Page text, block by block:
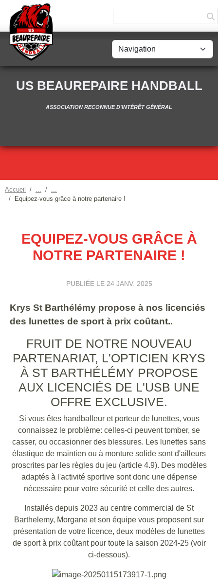
US BEAUREPAIRE HANDBALL
ASSOCIATION RECONNUE D'INTÉRÊT GÉNÉRAL
Accueil
Equipez-vous grâce à notre partenaire !
EQUIPEZ-VOUS GRÂCE À
NOTRE PARTENAIRE !
PUBLIÉE LE 24 JANV. 2025
Krys St Barthélémy propose à nos licenciés
des lunettes de sport à prix coûtant..
FRUIT DE NOTRE NOUVEAU
PARTENARIAT, L'OPTICIEN KRYS
À ST BARTHÉLÉMY PROPOSE
AUX LICENCIÉS DE L'USB UNE
OFFRE EXCLUSIVE.
Si vous êtes handballeur et porteur de lunettes, vous
connaissez le problème: celles-ci peuvent tomber, se
casser, ou occasionner des blessures. Les lunettes sans
élastique de maintien ou à monture solide sont d'ailleurs
proscrites par les règles du jeu (article 4.9). Des modèles
adaptés à l'activité sportive sont donc une dépense
nécessaire pour votre sécurité et celle des autres.
Installés depuis 2023 au centre commercial de St
Barthelemy, Morgane et son équipe vous proposent sur
présentation de votre licence, deux modèles de lunettes
de sport à prix coûtant pour toute la saison 2024-25 (voir
ci-dessous).
Panneau de gestion des cookies